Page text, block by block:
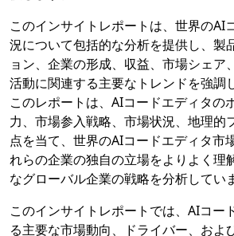
このインサイトレポートは、世界のAI
況について包括的な分析を提供し、製
ョン、企業の形成、収益、市場シェア
活動に関連する主要なトレンドを強調
このレポートは、AIコードエディタの
力、市場参入戦略、市場状況、地理的
点を当て、世界のAIコードエディタ市
れらの企業の独自の立場をよりよく理
なグローバル企業の戦略を分析してい
このインサイトレポートでは、AIコー
る主要な市場動向、ドライバー、およ